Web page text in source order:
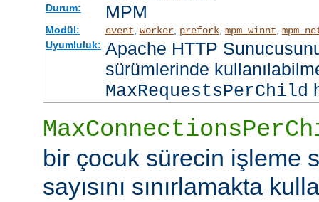
Durum: MPM
Modül: event worker, prefork, mpm_winnt
Uyumluluk: Apache HTTP
sürümlerinde
MaxRequestsPerChild
bir çocuk sürecin işleme
sayısını sınırlamakta